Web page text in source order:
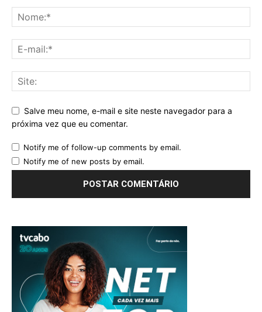
Salve meu nome, e-mail e site neste navegador para a
próxima vez que eu comentar.
Notify me of follow-up comments by email.
Notify me of new posts by email.